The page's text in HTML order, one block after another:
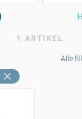
1 ARTIKEL
Alle